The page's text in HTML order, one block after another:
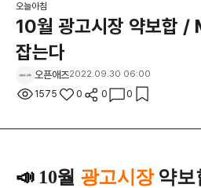
오늘아침
10월 광고시장 약보합 /
잡는다
오픈애즈2022.09.30 06:00
1575 0 0 0
📣 10월 광고시장 약보